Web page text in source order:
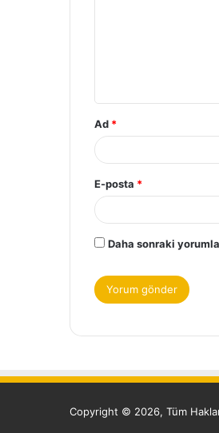
Ad *
E-posta *
Daha sonraki
Copyright © 2026, Tüm